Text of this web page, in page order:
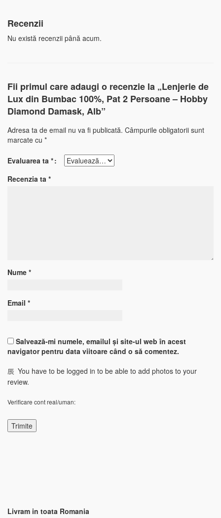
Recenzii
Nu există recenzii până acum.
Fii primul care adaugi o recenzie la „Lenjerie de
Lux din Bumbac 100%, Pat 2 Persoane – Hobby
Diamond Damask, Alb”
Adresa ta de email nu va fi publicată. Câmpurile obligatorii sunt
marcate cu *
Evaluarea ta *
Recenzia ta *
Nume *
Email *
Salvează-mi numele, emailul și site-ul web în acest
navigator pentru data viitoare când o să comentez.
You have to be logged in to be able to add photos to your
review.
Verificare cont real/uman:
Livram in toata Romania